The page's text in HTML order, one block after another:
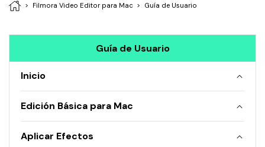
• Mejorar Videos
• Combinar Videos
• Cortar Videos
Edición Creativa
• Crear Video de Viaje
Filmora Video Editor para Mac Guía de Usuario
Guía de Usuario
Inicio
Edición Básica para Mac
Aplicar Efectos